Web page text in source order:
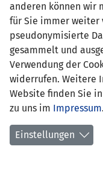
Position:
Geburtsdatum:
Anzahl Spiele: 0
Anzahl Tore: 0
anderen können wir
für Sie immer weiter
pseudonymisierte
gesammelt und
Verwendung der
widerrufen. Weitere
Website finden Sie
zu uns im Impressum.
Einstellungen